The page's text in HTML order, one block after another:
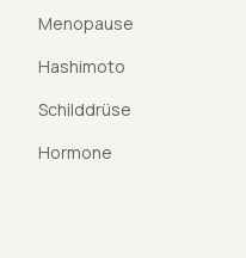
Menopause
Hashimoto
Schilddrüse
Hormone